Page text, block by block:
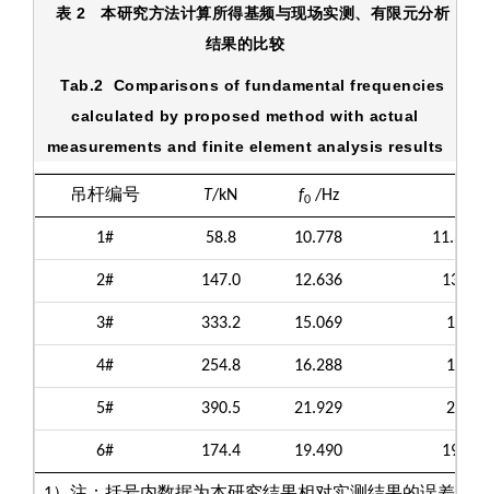
表 2
本研究方法计算所得基频与现场实测、有限元分析
结果的比较
Tab.2 Comparisons of fundamental frequencies
calculated by proposed method with actual
measurements and finite element analysis results
吊杆编号 T/kN f0/Hz
1# 58.8 10.778 11.328
2# 147.0 12.636
3# 333.2 15.069
4# 254.8 16.288
5# 390.5 21.929
6# 174.4 19.490